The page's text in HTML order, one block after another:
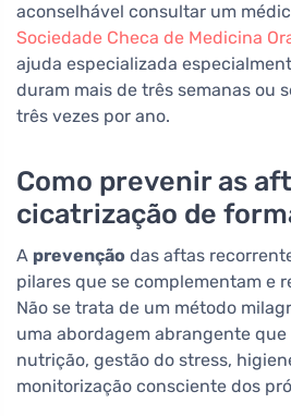
aconselhável consultar um
Sociedade Checa de Medicina
ajuda especializada
duram mais de três semanas ou
três vezes por ano.
Como prevenir as
cicatrização de
A prevenção das aftas
pilares que se complementam e
Não se trata de um método
uma abordagem abrangente
nutrição, gestão do stress,
monitorização consciente dos